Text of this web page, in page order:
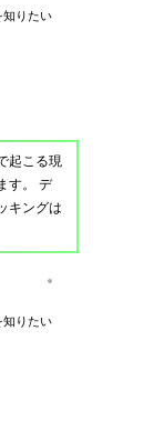
知りたい
起こる現
す。 デ
キングは
知りたい